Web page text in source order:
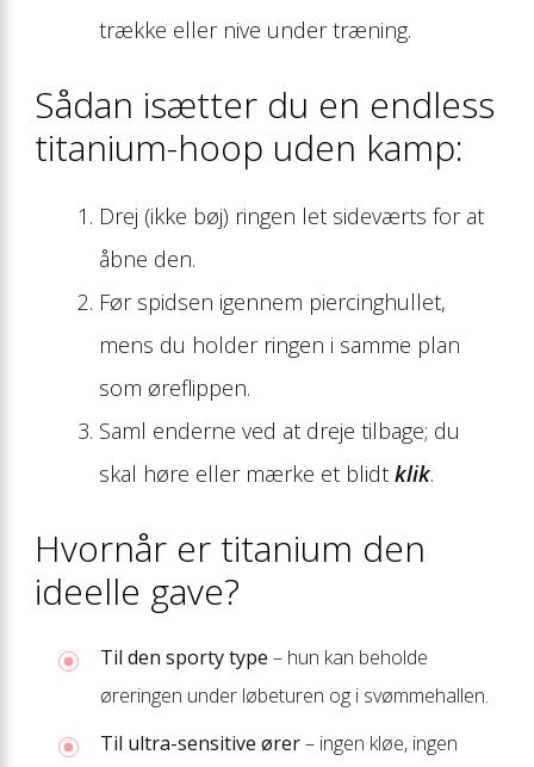
trække eller nive under træning.
Sådan isætter du en endless
titanium-hoop uden kamp:
Drej (ikke bøj) ringen let sideværts for at
åbne den.
Før spidsen igennem piercing­hullet,
mens du holder ringen i samme plan
som øre­flippen.
Saml enderne ved at dreje tilbage; du
skal høre eller mærke et blidt klik.
Hvornår er titanium den
ideelle gave?
Til den sporty type – hun kan beholde
øreringen under løbeturen og i svømme­hallen.
Til ultra-sensitive ører– ingen kløe, ingen